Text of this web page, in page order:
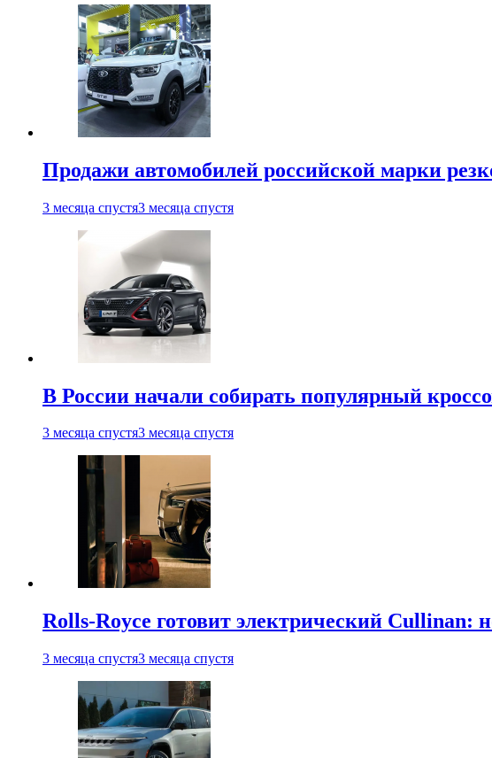
Продажи автомобилей российской марки
3 месяца спустя3 месяца спустя
В России начали собирать популярный
3 месяца спустя3 месяца спустя
Rolls-Royce готовит электрический Cullinan:
3 месяца спустя3 месяца спустя